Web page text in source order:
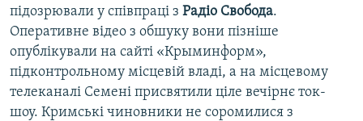
підозрювали у співпраці з Радіо Свобода.
Оперативне відео з обшуку вони пізніше
опублікували на сайті «Крыминформ»,
підконтрольному місцевій владі, а на місцевому
телеканалі Семені присвятили ціле вечірнє ток-
шоу. Кримські чиновники не соромилися з